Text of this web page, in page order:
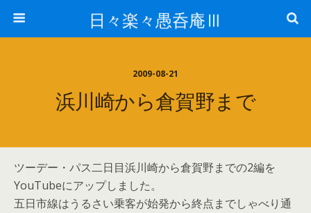
日々楽々愚呑庵Ⅲ
2009-08-21
浜川崎から倉賀野まで
ツーデー・パス二日目浜川崎から倉賀野までの2編を
YouTubeにアップしました。
五日市線はうるさい乗客が始発から終点までしゃべり通